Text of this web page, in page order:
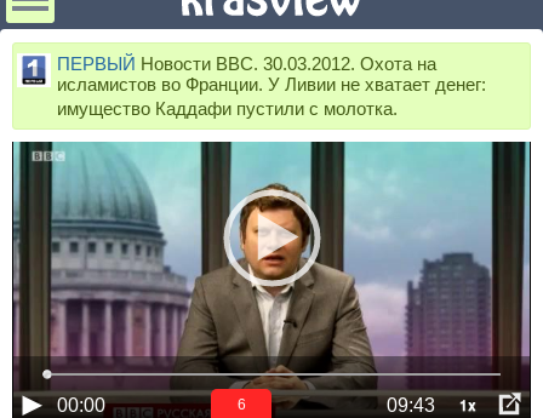
ПЕРВЫЙ Новости BBC. 30.03.2012. Охота на
исламистов во Франции. У Ливии не хватает денег:
имущество Каддафи пустили с молотка.
00:00 09:43 1x
6